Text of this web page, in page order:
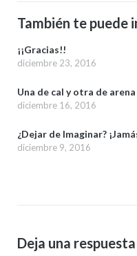
También te puede
¡¡Gracias!!
diciembre 23, 2016
Una de cal y otra de arena
diciembre 16, 2016
¿Dejar de Imaginar?
diciembre 9, 2016
Deja una respuesta